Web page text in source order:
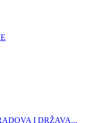
I DRŽAVA...